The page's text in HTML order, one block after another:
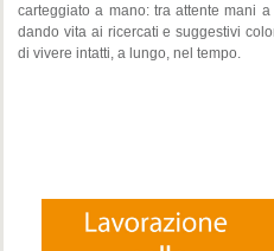
carteggiato a mano: tra attente mani
dando vita ai ricercati e suggestivi
di vivere intatti, a lungo, nel tempo.